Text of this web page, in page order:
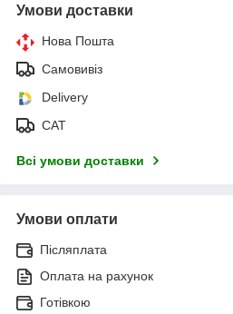
Умови доставки
Нова Пошта
Самовивіз
Delivery
САТ
Всі умови доставки
Умови оплати
Післяплата
Оплата на рахунок
Готівкою